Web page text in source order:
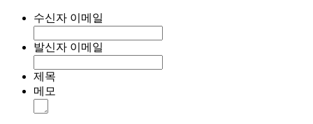
수신자 이메일
발신자 이메일
제목
메모